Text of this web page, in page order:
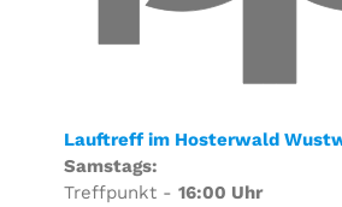
Lauftreff im Hosterwald
Samstags:
Treffpunkt - 16:00 Uhr